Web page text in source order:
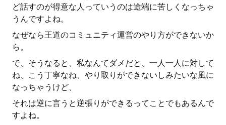
ど話すのが得意な人っていうのは途端に苦しくなっちゃ
うんですよね。
なぜなら王道のコミュニティ運営のやり方ができないか
ら。
で、そうなると、私なんてダメだと、一人一人に対して
ね、こう丁寧なね、やり取りができないしみたいな風に
なっちゃうけど、
それは逆に言うと逆張りができるってことでもあるんで
すよね。